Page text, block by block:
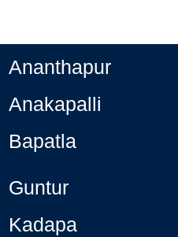
Ananthapur
Anakapalli
Bapatla
Guntur
Kadapa